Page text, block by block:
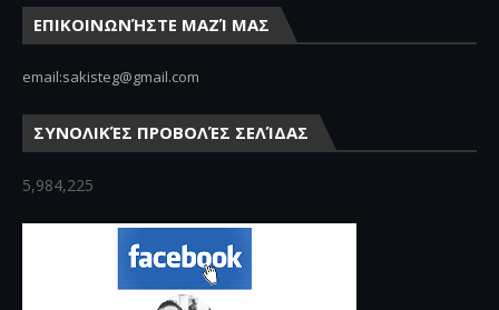
ΕΠΙΚΟΙΝΩΝΉΣΤΕ ΜΑΖΊ ΜΑΣ
email:sakisteg@gmail.com
ΣΥΝΟΛΙΚΈΣ ΠΡΟΒΟΛΈΣ ΣΕΛΊΔΑΣ
5,984,225